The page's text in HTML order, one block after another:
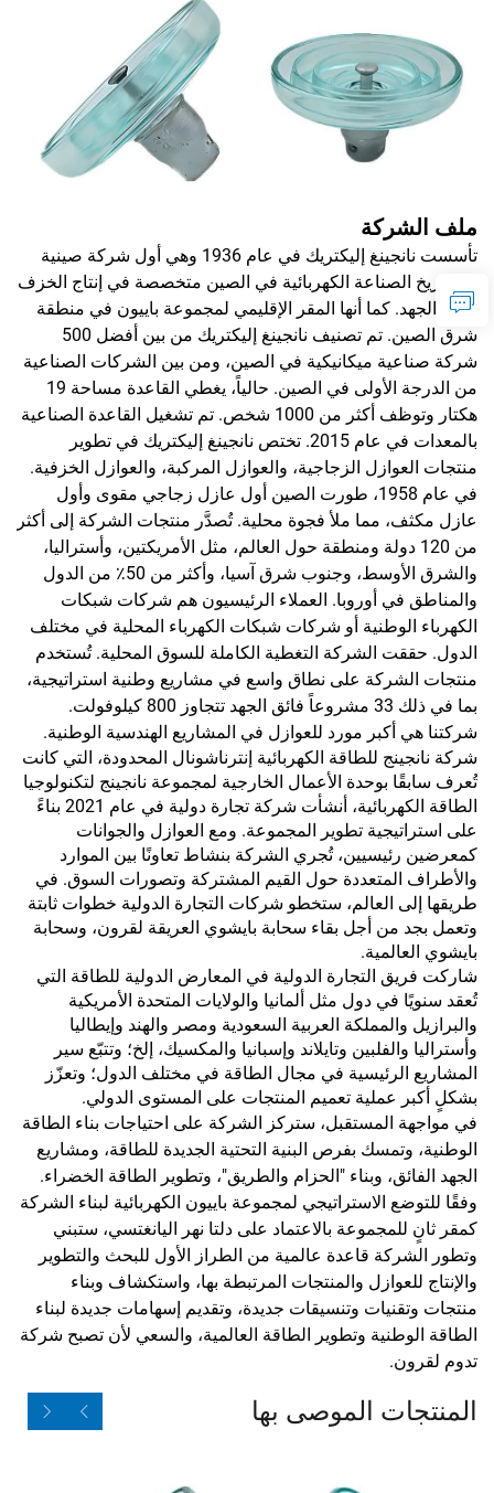
ملف الشركة
تأسست نانجينغ إليكتريك في عام 1936 وهي أول شركة صينية
في تاريخ الصناعة الكهربائية في الصين متخصصة في إنتاج الخزف
عالي الجهد. كما أنها المقر الإقليمي لمجموعة باييون في منطقة
شرق الصين. تم تصنيف نانجينغ إليكتريك من بين أفضل 500
شركة صناعية ميكانيكية في الصين، ومن بين الشركات الصناعية
من الدرجة الأولى في الصين. حالياً، يغطي القاعدة مساحة 19
هكتار وتوظف أكثر من 1000 شخص. تم تشغيل القاعدة الصناعية
بالمعدات في عام 2015. تختص نانجينغ إليكتريك في تطوير
منتجات العوازل الزجاجية، والعوازل المركبة، والعوازل الخزفية.
في عام 1958، طورت الصين أول عازل زجاجي مقوى وأول
عازل مكثف، مما ملأ فجوة محلية. تُصدَّر منتجات الشركة إلى أكثر
من 120 دولة ومنطقة حول العالم، مثل الأمريكتين، وأستراليا،
والشرق الأوسط، وجنوب شرق آسيا، وأكثر من 50٪ من الدول
والمناطق في أوروبا. العملاء الرئيسيون هم شركات شبكات
الكهرباء الوطنية أو شركات شبكات الكهرباء المحلية في مختلف
الدول. حققت الشركة التغطية الكاملة للسوق المحلية. تُستخدم
منتجات الشركة على نطاق واسع في مشاريع وطنية استراتيجية،
بما في ذلك 33 مشروعاً فائق الجهد تتجاوز 800 كيلوفولت.
شركتنا هي أكبر مورد للعوازل في المشاريع الهندسية الوطنية.
شركة نانجينج للطاقة الكهربائية إنترناشونال المحدودة، التي كانت
تُعرف سابقًا بوحدة الأعمال الخارجية لمجموعة نانجينج لتكنولوجيا
الطاقة الكهربائية، أنشأت شركة تجارة دولية في عام 2021 بناءً
على استراتيجية تطوير المجموعة. ومع العوازل والجوانات
كمعرضين رئيسيين، تُجري الشركة بنشاط تعاونًا بين الموارد
والأطراف المتعددة حول القيم المشتركة وتصورات السوق. في
طريقها إلى العالم، ستخطو شركات التجارة الدولية خطوات ثابتة
وتعمل بجد من أجل بقاء سحابة بايشوي العريقة لقرون، وسحابة
بايشوي العالمية.
شاركت فريق التجارة الدولية في المعارض الدولية للطاقة التي
تُعقد سنويًا في دول مثل ألمانيا والولايات المتحدة الأمريكية
والبرازيل والمملكة العربية السعودية ومصر والهند وإيطاليا
وأستراليا والفلبين وتايلاند وإسبانيا والمكسيك، إلخ؛ وتتبّع سير
المشاريع الرئيسية في مجال الطاقة في مختلف الدول؛ وتعزّز
بشكلٍ أكبر عملية تعميم المنتجات على المستوى الدولي.
في مواجهة المستقبل، ستركز الشركة على احتياجات بناء الطاقة
الوطنية، وتمسك بفرص البنية التحتية الجديدة للطاقة، ومشاريع
الجهد الفائق، وبناء "الحزام والطريق"، وتطوير الطاقة الخضراء.
وفقًا للتوضع الاستراتيجي لمجموعة باييون الكهربائية لبناء الشركة
كمقر ثانٍ للمجموعة بالاعتماد على دلتا نهر اليانغتسي، ستبني
وتطور الشركة قاعدة عالمية من الطراز الأول للبحث والتطوير
والإنتاج للعوازل والمنتجات المرتبطة بها، واستكشاف وبناء
منتجات وتقنيات وتنسيقات جديدة، وتقديم إسهامات جديدة لبناء
الطاقة الوطنية وتطوير الطاقة العالمية، والسعي لأن تصبح شركة
تدوم لقرون.
المنتجات الموصى بها